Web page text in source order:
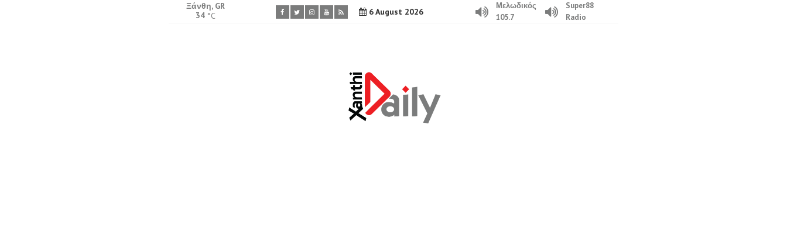
6 August 2026
Ξάνθη, GR
34 °C
Μελωδικός
105.7
Super88
Radio